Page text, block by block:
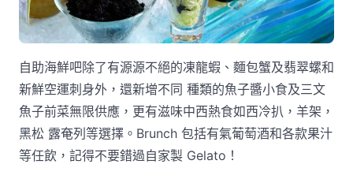
自助海鮮吧除了有源源不絕的凍龍蝦、麵包蟹及翡翠螺和
新鮮空運刺身外，還新增不同 種類的魚子醬小食及三文
魚子前菜無限供應，更有滋味中西熱食如西冷扒，羊架，
黑松 露奄列等選擇。Brunch 包括有氣葡萄酒和各款果汁
等任飲，記得不要錯過自家製 Gelato！